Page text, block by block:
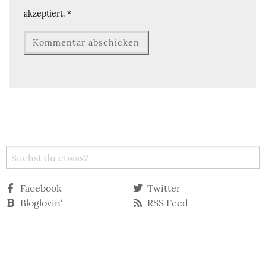
akzeptiert. *
Facebook
Twitter
Bloglovin‘
RSS Feed